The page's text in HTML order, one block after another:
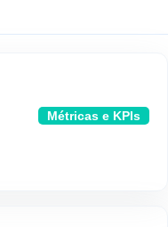
Métricas e KPIs